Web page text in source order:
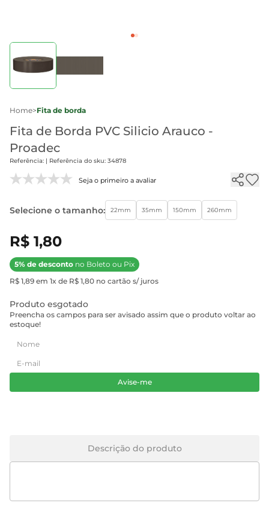
Home>Fita de borda
Fita de Borda PVC Silicio Arauco -
Proadec
Referência: | Referência do sku: 34878
Seja o primeiro a avaliar
Selecione o tamanho: 22mm 35mm 150mm 260mm
R$ 1,80
5% de desconto no Boleto ou Pix
R$ 1,89 em 1x de R$ 1,80 no cartão s/ juros
Produto esgotado
Preencha os campos para ser avisado assim que o produto voltar ao
estoque!
Avise-me
Descrição do produto